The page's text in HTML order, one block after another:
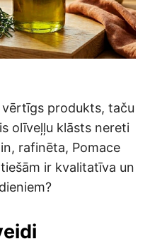
produkts, taču
olīveļļu klāsts nereti
rafinēta, Pomace
ir kvalitatīva un